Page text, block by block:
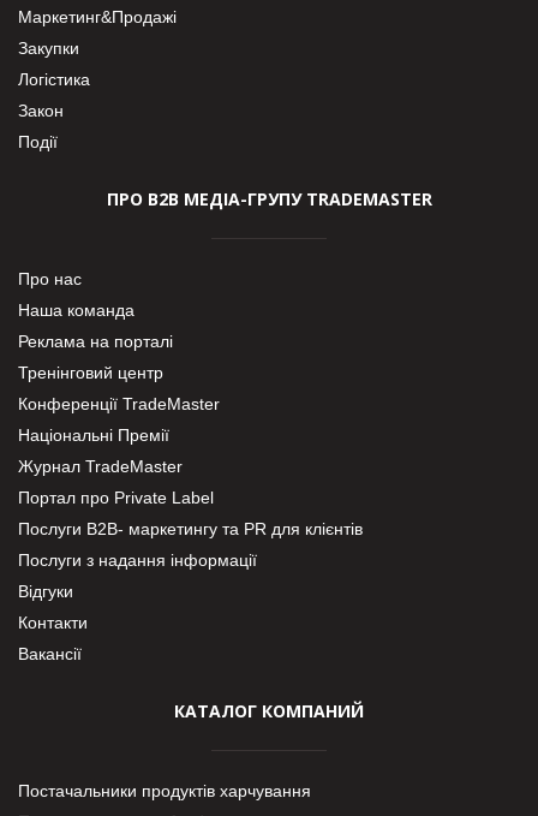
Маркетинг&Продажі
Закупки
Логістика
Закон
Події
ПРО В2В МЕДІА-ГРУПУ TRADEMASTER
Про нас
Наша команда
Реклама на порталі
Тренінговий центр
Конференції TradeMaster
Національні Премії
Журнал TradeMaster
Портал про Private Label
Послуги В2В- маркетингу та PR для клієнтів
Послуги з надання інформації
Відгуки
Контакти
Вакансії
КАТАЛОГ КОМПАНИЙ
Постачальники продуктів харчування